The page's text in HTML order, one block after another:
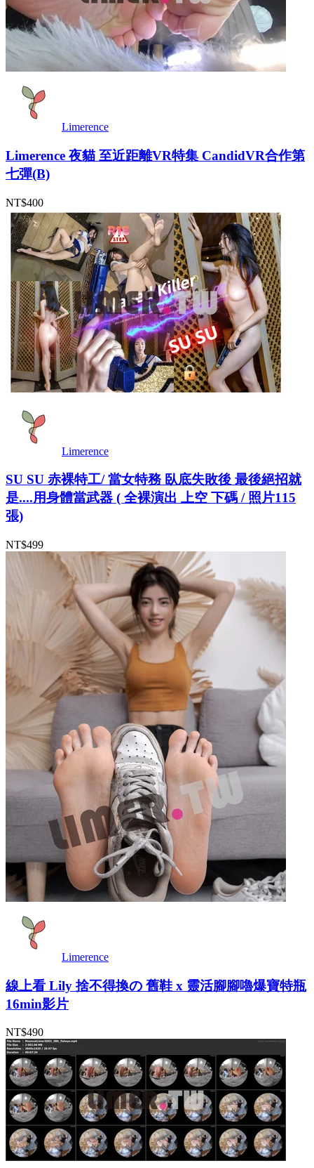
Limerence
Limerence 夜貓 至近距離VR特集 CandidVR合作第
七彈(B)
NT$400
Limerence
SU SU 赤裸特工/ 當女特務 臥底失敗後 最後絕招就
是....用身體當武器 ( 全裸演出 上空 下碼 / 照片115
張)
NT$499
Limerence
線上看 Lily 捨不得換の 舊鞋 x 靈活腳腳嚕爆寶特瓶
16min影片
NT$490